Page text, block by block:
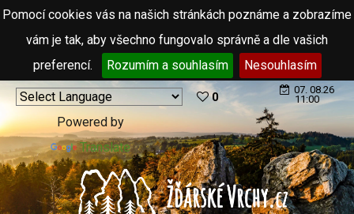
Pomocí cookies vás na našich stránkách poznáme a zobrazíme
vám je tak, aby všechno fungovalo správně a dle vašich
preferencí.
Rozumím a souhlasím Nesouhlasím
Powered by
Translate
0
07. 08.26
11:00